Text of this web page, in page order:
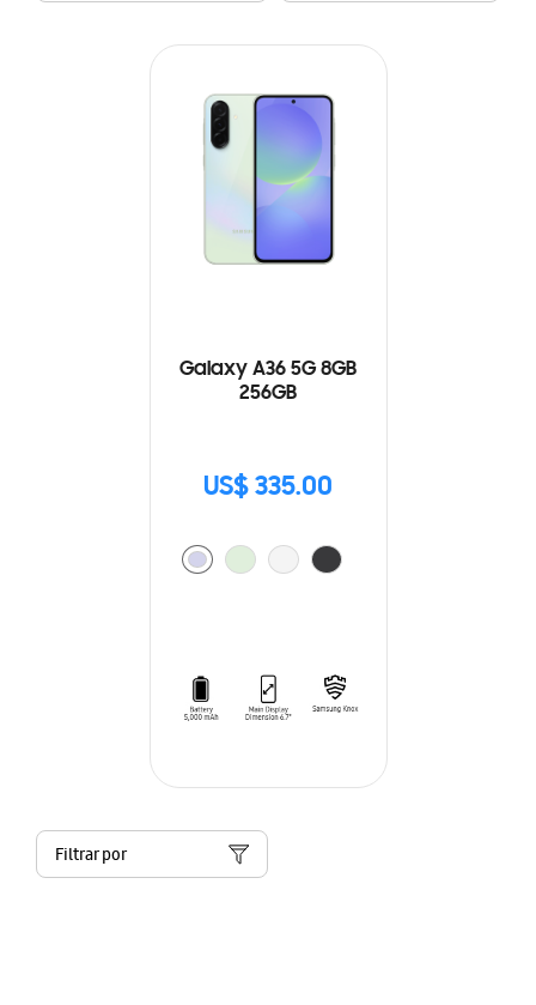
Galaxy A36 5G 8GB
256GB
US$ 335.00
Filtrar por